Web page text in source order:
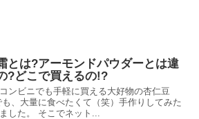
とは?アーモンドパウダーとは違
?どこで買えるの!?
ンビニでも手軽に買える大好物の杏仁豆
も、大量に食べたくて（笑）手作りしてみた
した。 そこでネット...